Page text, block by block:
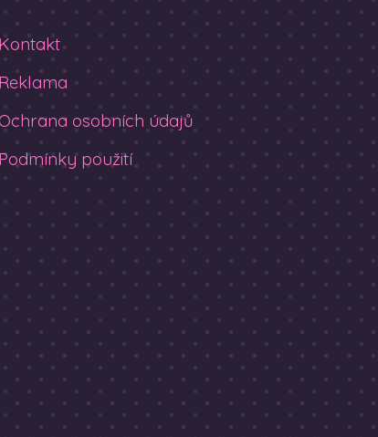
Kontakt
Reklama
osobních údajů
Podmínky použití